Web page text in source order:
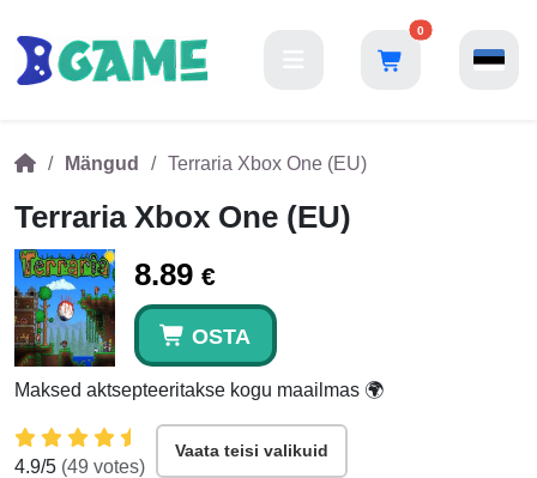
0
Mängud Terraria Xbox One (EU)
Terraria Xbox One (EU)
8.89 €
OSTA
Maksed aktsepteeritakse kogu maailmas 🌍
4.9/5 (49 votes)
Vaata teisi valikuid